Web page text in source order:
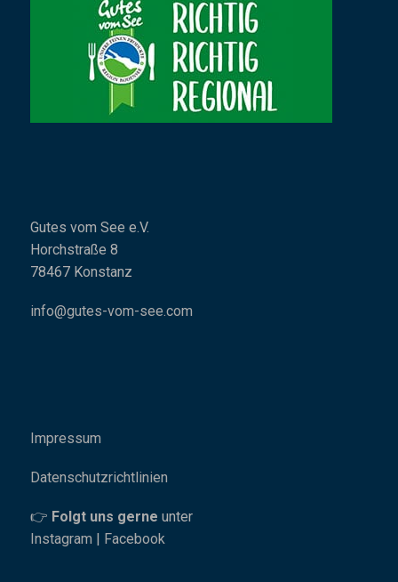
Instagram|